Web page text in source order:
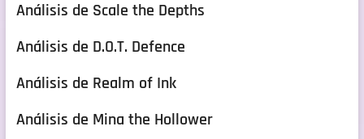
Análisis de Scale the Depths
Análisis de D.O.T. Defence
Análisis de Realm of Ink
Análisis de Mina the Hollower